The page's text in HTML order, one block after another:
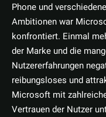
Phone und
Ambitionen war
konfrontiert. Einmal
der Marke und die
Nutzererfahrungen
reibungsloses und
Microsoft mit
Vertrauen der Nutzer